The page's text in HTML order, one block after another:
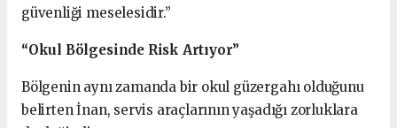
güvenliği meselesidir.”
“Okul Bölgesinde Risk Artıyor”
Bölgenin aynı zamanda bir okul güzergahı olduğunu
belirten İnan, servis araçlarının yaşadığı zorluklara